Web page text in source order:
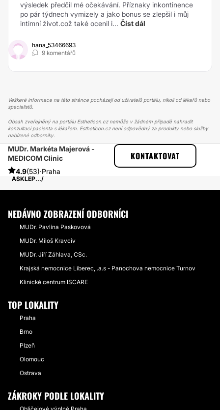
výsledek předčil mé očekávání. Příznaky inkontinence
po pár týdnech vymizely a jako bonus se zlepšil i můj
intimní život.což také ocenil i... Číst dál
hana_53466693
9 komentářů
Veškeré informace na této stránce pocházejí od uživatelů portálu, nikoli od lékařů nebo
specialistů.
Obsah zveřejněný na portálu Estheticon.cz nemůže v žádném případě nahradit
konzultaci pacienta s lékařem. Estheticon.cz není odpovědný za produkty nebo služby
nabízené odborníky.
MUDr. Markéta Majerová -
MEDICOM Clinic
4.9(53)·Praha
KONTAKTOVAT
ESTHETICON
PŘÍBĚHY
PŘÍBĚHY TÝKAJÍCÍ SE ZÁKROKU INJEKČNÍ VÝPLNĚ
K MUDR. MAJEROVÉ DOCHÁZÍM JIŽ NĚKOLIK LET, NEJPRVE DO
ASKLEP...
NEDÁVNO ZOBRAZENÍ ODBORNÍCI
MUDr. Pavlína Paskovová
MUDr. Miloš Kravciv
MUDr. Jiří Záhlava, CSc.
Krajská nemocnice Liberec, .a.s - Panochova nemocnice Turnov
Klinické centrum ISCARE
TOP LOKALITY
Praha
Brno
Plzeň
Olomouc
Ostrava
ZÁKROKY PODLE LOKALITY